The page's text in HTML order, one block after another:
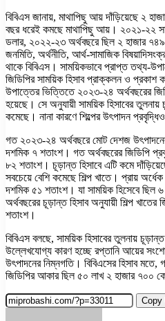
বিবিএস জানায়, মাথাপিছু আয় দাঁড়িয়েছে ২
বছর ধরেই কমছে মাথাপিছু আয়। ২০২১-২২
ডলার, ২০২২-২৩ অর্থবছরে ছিল ২ হাজার
জনমিতি, অর্থনীতি, আর্থ-সামাজিক
থাকে বিবিএস। সাময়িকভাবে প্রাপ্ত তথ্য-
জিডিপির সাময়িক হিসাব প্রাক্কলন ও প্রকাশ
উপাত্তের ভিত্তিতে ২০২৩-২৪ অর্থবছরের
হয়েছে। সে অনুযায়ী সাময়িক হিসাবের তুলনায়
কমেছে। নানা কারণে শিল্পের উৎপাদন
গত ২০২৩-২৪ অর্থবছরে মোট দেশজ
দশমিক ৭ শতাংশ। গত অর্থবছরের জিডিপি
৮২ শতাংশ। চূড়ান্ত হিসাবে এটি কমে
সবচেয়ে বেশি কমেছে শিল্প খাতে। প্রায়
দশমিক ৫১ শতাংশ। যা সাময়িক হিসেবে
অর্থবছরের চূড়ান্ত হিসাব অনুযায়ী শিল্প
শতাংশ।
বিবিএস বলছে, সাময়িক হিসাবের তুলনায়
উল্লেখযোগ্য কারণ হচ্ছে রপ্তানি আয়ের
উৎপাদনের নিম্নগতি। বিবিএসের হিসাব
জিডিপির আকার ছিল ৫০ লাখ ২ হাজার ৭০০
Copy